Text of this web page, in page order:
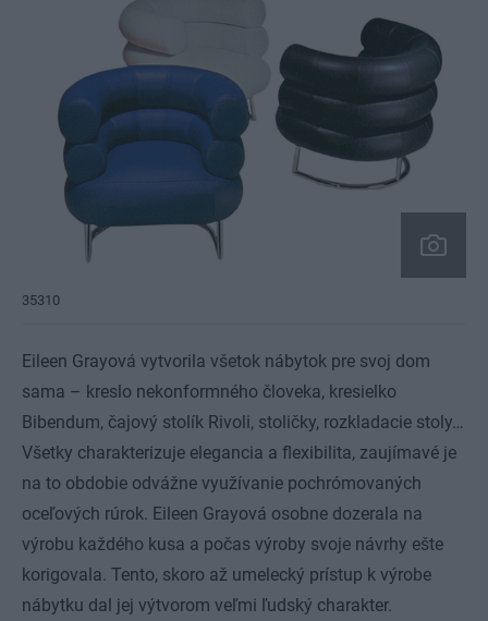
35310
Eileen Grayová vytvorila všetok nábytok pre svoj dom
sama – kreslo nekonformného človeka, kresielko
Bibendum, čajový stolík Rivoli, stoličky, rozkladacie stoly…
Všetky charakterizuje elegancia a flexibilita, zaujímavé je
na to obdobie odvážne využívanie pochrómovaných
oceľových rúrok. Eileen Grayová osobne dozerala na
výrobu každého kusa a počas výroby svoje návrhy ešte
korigovala. Tento, skoro až umelecký prístup k výrobe
nábytku dal jej výtvorom veľmi ľudský charakter.